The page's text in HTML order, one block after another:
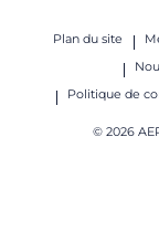
Plan du site
Politique de
© 2026